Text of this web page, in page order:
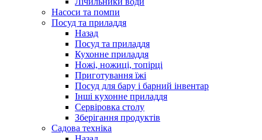
Насоси та помпи
Посуд та приладдя
Назад
Посуд та приладдя
Кухонне приладдя
Ножі, ножиці, топірці
Приготування їжі
Посуд для бару і барний інвентар
Інші кухонне приладдя
Сервіровка столу
Зберігання продуктів
Садова техніка